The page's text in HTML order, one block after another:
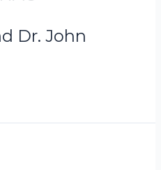
Dr. John